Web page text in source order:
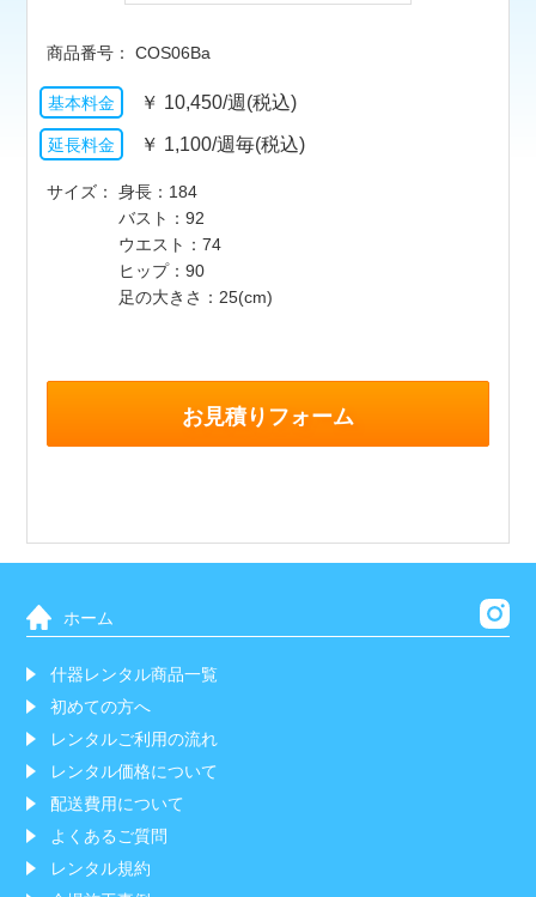
COS06Ba
￥ 10,450/週(税込)
￥ 1,100/週毎(税込)
サイズ
身長：184
バスト：92
ウエスト：74
ヒップ：90
足の大きさ：25(cm)
お見積りフォーム
ホーム
什器レンタル商品一覧
初めての方へ
レンタルご利用の流れ
レンタル価格について
配送費用について
よくあるご質問
レンタル規約